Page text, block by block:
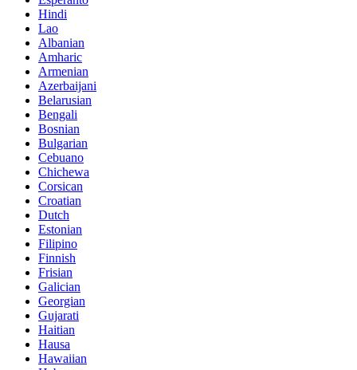
Hindi
Lao
Albanian
Amharic
Armenian
Azerbaijani
Belarusian
Bengali
Bosnian
Bulgarian
Cebuano
Chichewa
Corsican
Croatian
Dutch
Estonian
Filipino
Finnish
Frisian
Galician
Georgian
Gujarati
Haitian
Hausa
Hawaiian